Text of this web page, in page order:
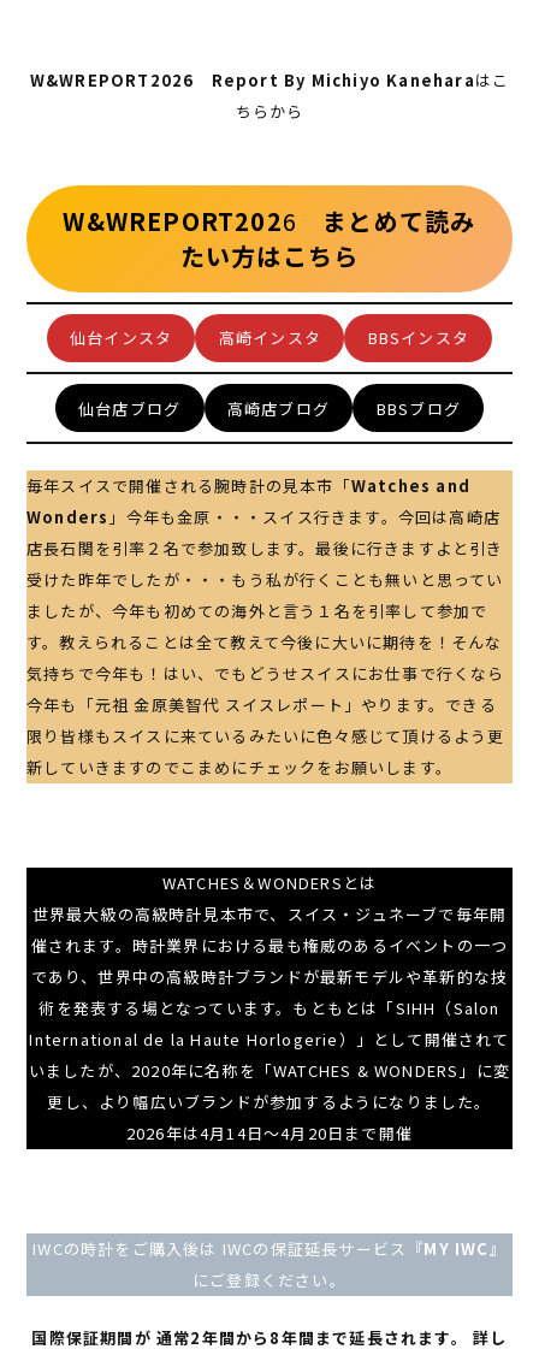
W&WREPORT2026 Report By Michiyo Kaneharaはこ
ちらから
W&WREPORT2026 まとめて読み
たい方はこちら
仙台インスタ 高崎インスタ BBSインスタ
仙台店ブログ 高崎店ブログ BBSブログ
毎年スイスで開催される腕時計の見本市「Watches and
Wonders 」今年も金原・・・スイス行きます。今回は高崎店
店長石関を引率２名で参加致します。最後に行きますよと引き
受けた昨年でしたが・・・もう私が行くことも無いと思ってい
ましたが、今年も初めての海外と言う１名を引率して参加で
す。教えられることは全て教えて今後に大いに期待を！そんな
気持ちで今年も！はい、でもどうせスイスにお仕事で行くなら
今年も「元祖 金原美智代 スイスレポート」やります。できる
限り皆様もスイスに来ているみたいに色々感じて頂けるよう更
新していきますのでこまめにチェックをお願いします。
WATCHES＆WONDERSとは
世界最大級の高級時計見本市で、スイス・ジュネーブで毎年開
催されます。時計業界における最も権威のあるイベントの一つ
であり、世界中の高級時計ブランドが最新モデルや革新的な技
術を発表する場となっています。もともとは「SIHH（Salon
International de la Haute Horlogerie）」として開催されて
いましたが、2020年に名称を「WATCHES & WONDERS」に変
更し、より幅広いブランドが参加するようになりました。
2026年は4月14日～4月20日まで開催
IWCの時計をご購入後は IWCの保証延長サービス 『MY IWC』
にご登録ください。
国際保証期間が 通常2年間から8年間まで延長されます。
詳し